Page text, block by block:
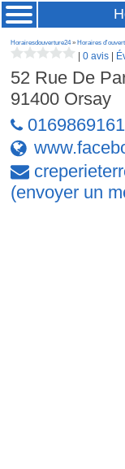
Horairesdouverture24» Horaires
|0 avis
52 Rue De
91400 Orsay
0169869161
(envoyer un